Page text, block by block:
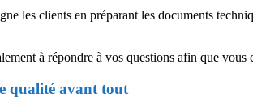
les clients en préparant les documents
à répondre à vos questions afin que vous
qualité avant tout